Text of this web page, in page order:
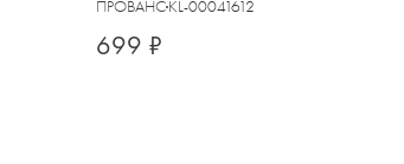
ПРОВАНСKL-00041612
699 ₽